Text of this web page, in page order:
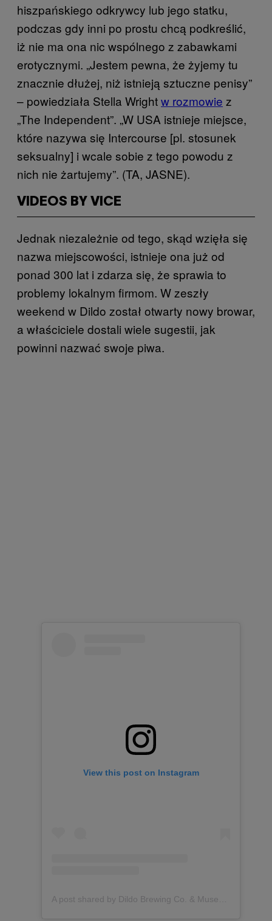
hiszpańskiego odkrywcy lub jego statku,
podczas gdy inni po prostu chcą podkreślić,
iż nie ma ona nic wspólnego z zabawkami
erotycznymi. „Jestem pewna, że żyjemy tu
znacznie dłużej, niż istnieją sztuczne penisy”
– powiedziała Stella Wrightw rozmowie z
„The Independent”. „W USA istnieje miejsce,
które nazywa się Intercourse [pl. stosunek
seksualny] i wcale sobie z tego powodu z
nich nie żartujemy”. (TA, JASNE).
VIDEOS BY VICE
Jednak niezależnie od tego, skąd wzięła się
nazwa miejscowości, istnieje ona już od
ponad 300 lat i zdarza się, że sprawia to
problemy lokalnym firmom. W zeszły
weekend w Dildo został otwarty nowy browar,
a właściciele dostali wiele sugestii, jak
powinni nazwać swoje piwa.
View this post on Instagram
A post shared by Dildo Brewing Co. & Museum (@dildobrewingco)